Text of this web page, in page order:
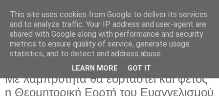
Τρίτη 18 Μαρτίου 2025
Με λαμπρότητα θα εορταστεί και φέτος
η Θεομητορική Εορτή του Ευαγγελισμού
This site uses cookies from Google to deliver its services
and to analyze traffic. Your IP address and user-agent are
shared with Google along with performance and security
metrics to ensure quality of service, generate usage
statistics, and to detect and address abuse.
LEARN MORE GOT IT